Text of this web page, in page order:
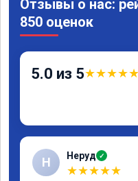
Отзывы о нас:
850 оценок
5.0 из 5★★★★★
Н Неруд ✓
★★★★★